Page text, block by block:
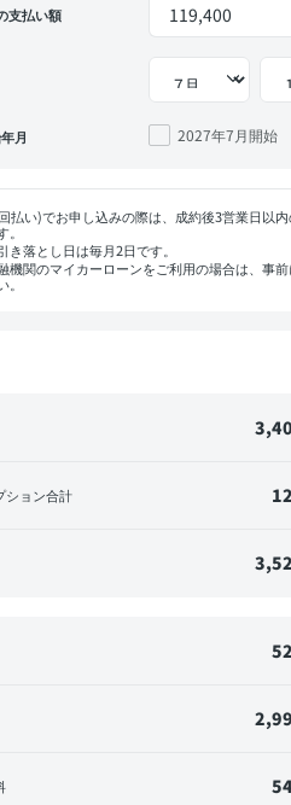
支払い額
月 2027年7月開始
払い)でお申し込みの際は、成約後3営業日以
き落とし日は毎月2日です。
機関のマイカーローンをご利用の場合は、事
一部の金融機関ではローンが組めない場合がございま
ション合計